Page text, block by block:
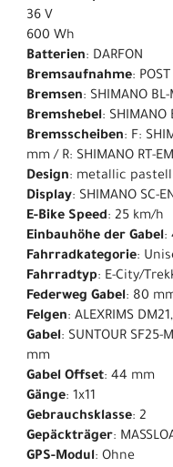
36 V
600 Wh
Batterien: DARFON
Bremsaufnahme:
Bremsen: SHIMANO
Bremshebel: SHIMANO
Bremsscheiben: F:
mm / R: SHIMANO RT-
Design: metallic
Display: SHIMANO SC-
E-Bike Speed: 25 km/h
Einbauhöhe der Gabel:
Fahrradkategorie:
Fahrradtyp: E-City/
Federweg Gabel: 80
Felgen: ALEXRIMS
Gabel: SUNTOUR SF25-
mm
Gabel Offset: 44 mm
Gänge: 1x11
Gebrauchsklasse: 2
Gepäckträger:
GPS-Modul: Ohne